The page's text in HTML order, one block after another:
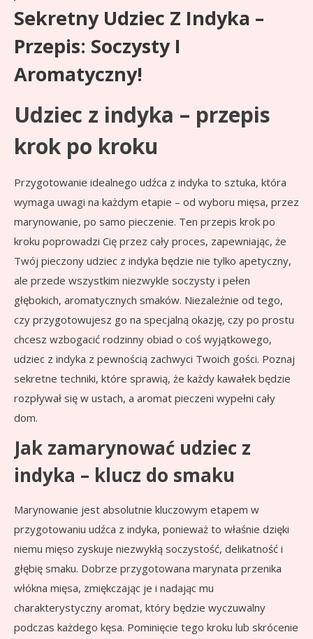
Sekretny Udziec Z Indyka –
Przepis: Soczysty I
Aromatyczny!
Udziec z indyka – przepis
krok po kroku
Przygotowanie idealnego udźca z indyka to sztuka, która
wymaga uwagi na każdym etapie – od wyboru mięsa, przez
marynowanie, po samo pieczenie. Ten przepis krok po
kroku poprowadzi Cię przez cały proces, zapewniając, że
Twój pieczony udziec z indyka będzie nie tylko apetyczny,
ale przede wszystkim niezwykle soczysty i pełen
głębokich, aromatycznych smaków. Niezależnie od tego,
czy przygotowujesz go na specjalną okazję, czy po prostu
chcesz wzbogacić rodzinny obiad o coś wyjątkowego,
udziec z indyka z pewnością zachwyci Twoich gości. Poznaj
sekretne techniki, które sprawią, że każdy kawałek będzie
rozpływał się w ustach, a aromat pieczeni wypełni cały
dom.
Jak zamarynować udziec z
indyka – klucz do smaku
Marynowanie jest absolutnie kluczowym etapem w
przygotowaniu udźca z indyka, ponieważ to właśnie dzięki
niemu mięso zyskuje niezwykłą soczystość, delikatność i
głębię smaku. Dobrze przygotowana marynata przenika
włókna mięsa, zmiękczając je i nadając mu
charakterystyczny aromat, który będzie wyczuwalny
podczas każdego kęsa. Pominięcie tego kroku lub skrócenie